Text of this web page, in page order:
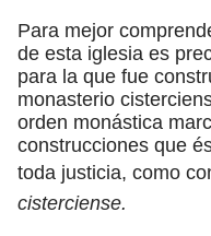
Para mejor
de esta iglesia es
para la que fue
monasterio
orden monástica
construcciones que
toda justicia, como
cisterciense.